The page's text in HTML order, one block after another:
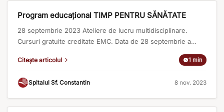
Program educațional TIMP PENTRU SĂNĂTATE
28 septembrie 2023 Ateliere de lucru multidisciplinare.
Cursuri gratuite creditate EMC. Data de 28 septembrie a
marcat al doilea atelier din Programul Educațional Timp
pentru Sănătate, organizat alături de Asociația Medicilor de
Conf. Dr. Andrea Neculau. Acest atelier a avut ca tematică
Cardiologie – Cardiologie Intervențională – [...]
Citește articolul 1 min
Spitalul Sf. Constantin· 8 nov. 2023